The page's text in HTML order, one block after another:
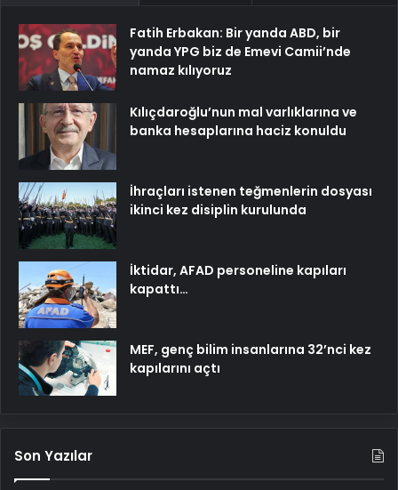
Fatih Erbakan: Bir yanda ABD, bir
yanda YPG biz de Emevi Camii’nde
namaz kılıyoruz
Kılıçdaroğlu’nun mal varlıklarına ve
banka hesaplarına haciz konuldu
İhraçları istenen teğmenlerin dosyası
ikinci kez disiplin kurulunda
İktidar, AFAD personeline kapıları
kapattı…
MEF, genç bilim insanlarına 32’nci kez
kapılarını açtı
Son Yazılar